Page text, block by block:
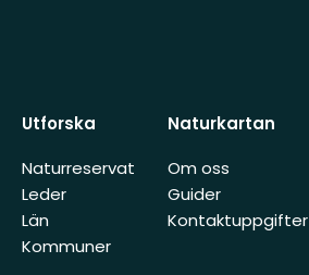
Utforska
Naturreservat
Leder
Län
Kommuner
Naturkartan
Om oss
Guider
Kontaktuppgifter